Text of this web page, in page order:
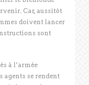
Car, aussitôt
doivent lancer
sont
à l’armée
agents se rendent